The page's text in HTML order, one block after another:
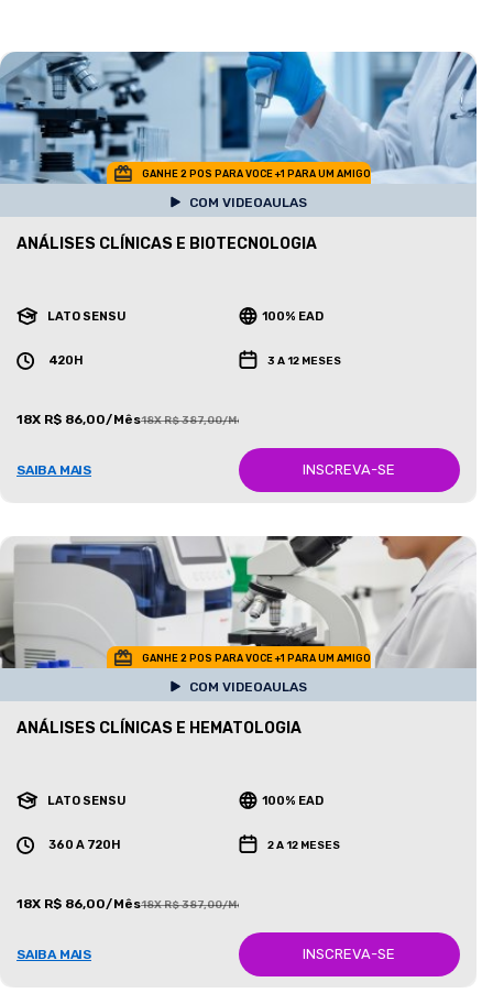
GANHE 2 POS PARA VOCE +1 PARA UM AMIGO
COM VIDEOAULAS
ANÁLISES CLÍNICAS E BIOTECNOLOGIA
LATO SENSU 100% EAD
420H 3 A 12 MESES
18X R$ 86,00/Mês18X R$ 387,00/Mês
SAIBA MAIS INSCREVA-SE
GANHE 2 POS PARA VOCE +1 PARA UM AMIGO
COM VIDEOAULAS
ANÁLISES CLÍNICAS E HEMATOLOGIA
LATO SENSU 100% EAD
360 A 720H 2 A 12 MESES
18X R$ 86,00/Mês18X R$ 387,00/Mês
SAIBA MAIS INSCREVA-SE